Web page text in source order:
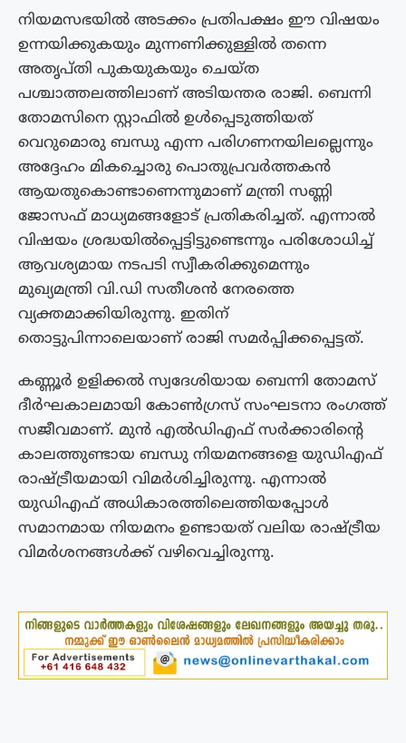
നിയമസഭയിൽ അടക്കം പ്രതിപക്ഷം ഈ വിഷയം
ഉന്നയിക്കുകയും മുന്നണിക്കുള്ളിൽ തന്നെ
അതൃപ്‌തി പുകയുകയും ചെയ്ത
പശ്ചാത്തലത്തിലാണ് അടിയന്തര രാജി. ബെന്നി
തോമസിനെ സ്റ്റാഫിൽ ഉൾപ്പെടുത്തിയത്
വെറുമൊരു ബന്ധു എന്ന പരിഗണനയിലല്ലെന്നും
അദ്ദേഹം മികച്ചൊരു പൊതുപ്രവർത്തകൻ
ആയതുകൊണ്ടാണെന്നുമാണ് മന്ത്രി സണ്ണി
ജോസഫ് മാധ്യമങ്ങളോട് പ്രതികരിച്ചത്. എന്നാൽ
വിഷയം ശ്രദ്ധയിൽപ്പെട്ടിട്ടുണ്ടെന്നും പരിശോധിച്ച്
ആവശ്യമായ നടപടി സ്വീകരിക്കുമെന്നും
മുഖ്യമന്ത്രി വി.ഡി സതീശൻ നേരത്തെ
വ്യക്തമാക്കിയിരുന്നു. ഇതിന്
തൊട്ടുപിന്നാലെയാണ് രാജി സമർപ്പിക്കപ്പെട്ടത്.
കണ്ണൂർ ഉളിക്കൽ സ്വദേശിയായ ബെന്നി തോമസ്
ദീർഘകാലമായി കോൺഗ്രസ് സംഘടനാ രംഗത്ത്
സജീവമാണ്. മുൻ എൽഡിഎഫ് സർക്കാരിൻ്റെ
കാലത്തുണ്ടായ ബന്ധു നിയമനങ്ങളെ യുഡിഎഫ്
രാഷ്ട്രീയമായി വിമർശിച്ചിരുന്നു. എന്നാൽ
യുഡിഎഫ് അധികാരത്തിലെത്തിയപ്പോൾ
സമാനമായ നിയമനം ഉണ്ടായത് വലിയ രാഷ്ട്രീയ
വിമർശനങ്ങൾക്ക് വഴിവെച്ചിരുന്നു.